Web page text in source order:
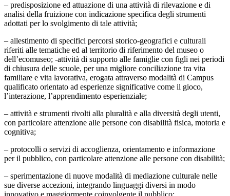
– predisposizione ed attuazione di una attività di rilevazione e di
analisi della fruizione con indicazione specifica degli strumenti
adottati per lo svolgimento di tale attività;
– allestimento di specifici percorsi storico-geografici e culturali
riferiti alle tematiche ed al territorio di riferimento del museo o
dell’ecomuseo; -attività di supporto alle famiglie con figli nei periodi
di chiusura delle scuole, per una migliore conciliazione tra vita
familiare e vita lavorativa, erogata attraverso modalità di Campus
qualificato orientato ad esperienze significative come il gioco,
l’interazione, l’apprendimento esperienziale;
– attività e strumenti rivolti alla pluralità e alla diversità degli utenti,
con particolare attenzione alle persone con disabilità fisica, motoria e
cognitiva;
– protocolli o servizi di accoglienza, orientamento e informazione
per il pubblico, con particolare attenzione alle persone con disabilità;
– sperimentazione di nuove modalità di mediazione culturale nelle
sue diverse accezioni, integrando linguaggi diversi in modo
innovativo e maggiormente coinvolgente il pubblico;